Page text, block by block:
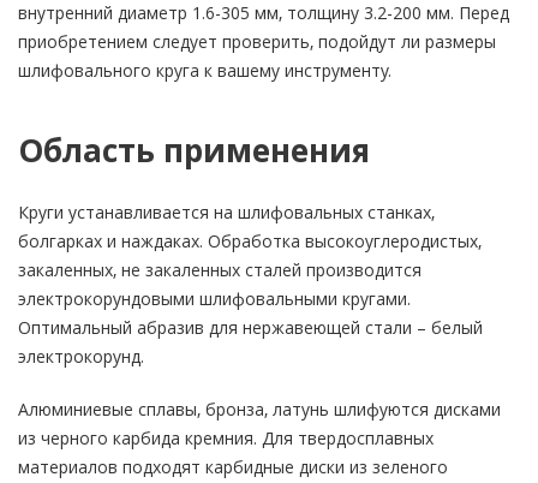
внутренний диаметр 1.6-305 мм, толщину 3.2-200 мм. Перед
приобретением следует проверить, подойдут ли размеры
шлифовального круга к вашему инструменту.
Область применения
Круги устанавливается на шлифовальных станках,
болгарках и наждаках. Обработка высокоуглеродистых,
закаленных, не закаленных сталей производится
электрокорундовыми шлифовальными кругами.
Оптимальный абразив для нержавеющей стали – белый
электрокорунд.
Алюминиевые сплавы, бронза, латунь шлифуются дисками
из черного карбида кремния. Для твердосплавных
материалов подходят карбидные диски из зеленого